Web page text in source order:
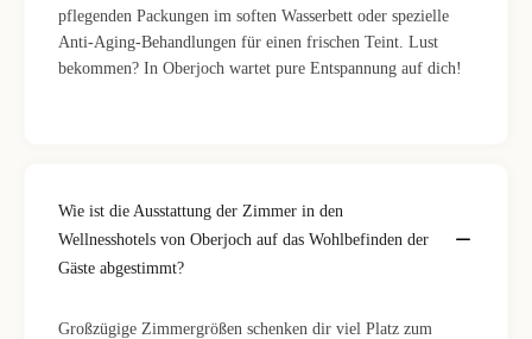
pflegenden Packungen im soften Wasserbett oder spezielle
Anti-Aging-Behandlungen für einen frischen Teint. Lust
bekommen? In Oberjoch wartet pure Entspannung auf dich!
Wie ist die Ausstattung der Zimmer in den
Wellnesshotels von Oberjoch auf das Wohlbefinden der
Gäste abgestimmt?
Großzügige Zimmergrößen schenken dir viel Platz zum